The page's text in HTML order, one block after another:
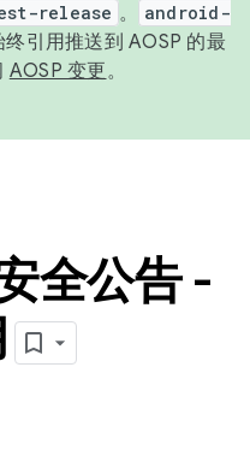
release 。
android-
引用推送到 AOSP 的最
AOSP 变更。
全公告 -